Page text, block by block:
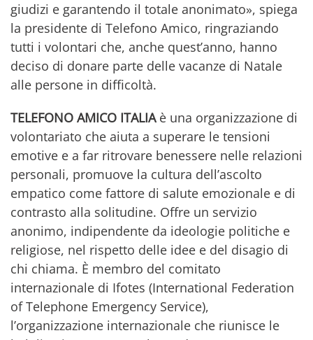
giudizi e garantendo il totale anonimato», spiega
la presidente di Telefono Amico, ringraziando
tutti i volontari che, anche quest’anno, hanno
deciso di donare parte delle vacanze di Natale
alle persone in difficoltà.
TELEFONO AMICO ITALIAè una organizzazione di
volontariato che aiuta a superare le tensioni
emotive e a far ritrovare benessere nelle relazioni
personali, promuove la cultura dell’ascolto
empatico come fattore di salute emozionale e di
contrasto alla solitudine. Offre un servizio
anonimo, indipendente da ideologie politiche e
religiose, nel rispetto delle idee e del disagio di
chi chiama. È membro del comitato
internazionale di Ifotes (International Federation
of Telephone Emergency Service),
l’organizzazione internazionale che riunisce le